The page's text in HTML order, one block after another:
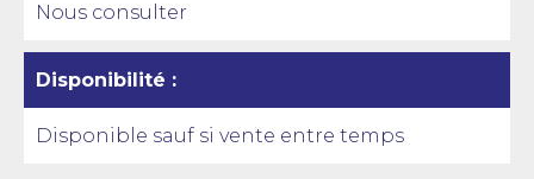
Nous consulter
Disponibilité :
Disponible sauf si vente entre temps